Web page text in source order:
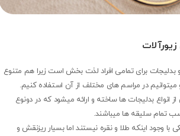
و بدلیجات برای تمامی افراد لذت بخش است زیرا هم متنوع
در مراسم های مختلف از آن استفاده کنیم.
از انواع بدلیجات ها ساخته و ارائه میشود که در دونوع
تمام سلیقه ها میباشند.
با وجود اینکه طلا و نقره نیستند اما بسیار ریزنقش و